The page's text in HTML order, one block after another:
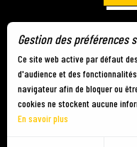
Mentions légales -
Gestion des préférences
Ce site web active par défaut
d'audience et des
navigateur afin de bloquer ou
cookies ne stockent aucune
En savoir plus